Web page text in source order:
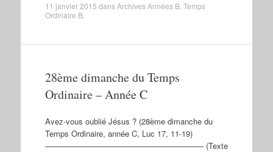
11 janvier 2015 dansArchives Années B, Temps
Ordinaire B.
28ème dimanche du Temps
Ordinaire – Année C
Avez-vous oublié Jésus ? (28ème dimanche du
Temps Ordinaire, année C, Luc 17, 11-19)
———————————————————— (Texte